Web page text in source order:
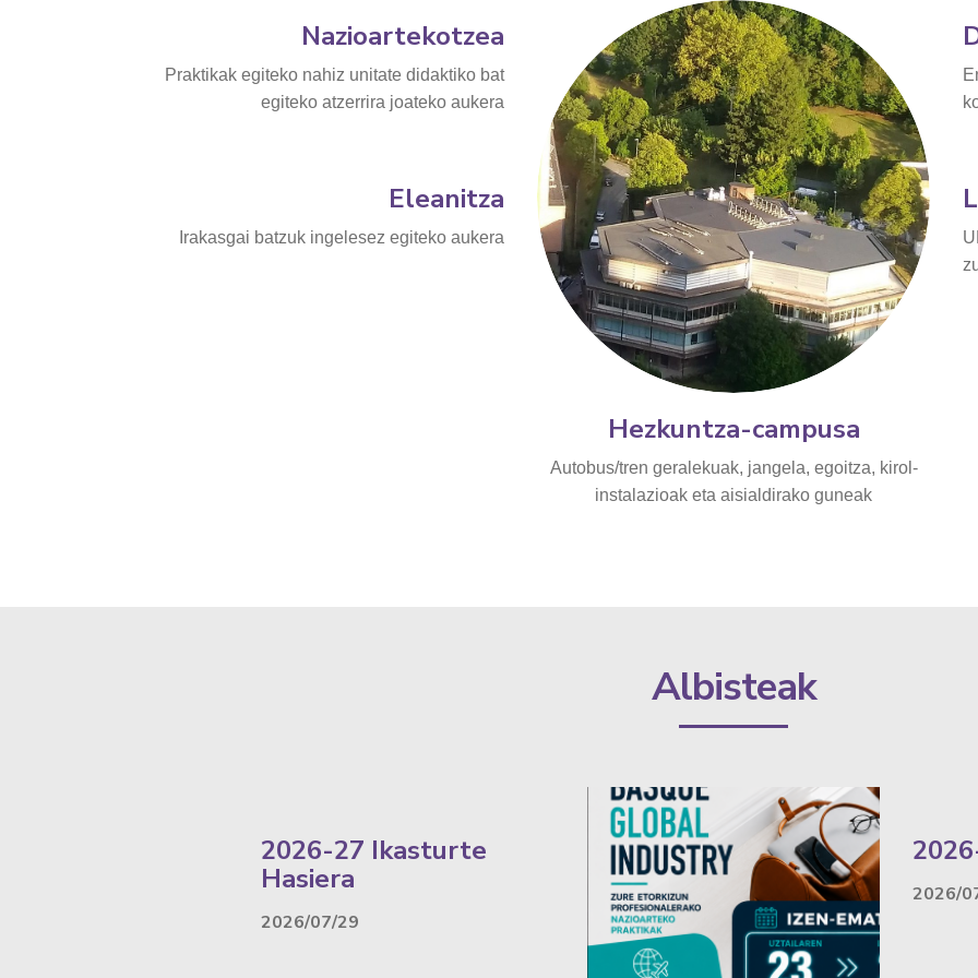
Nazioartekotzea
Praktikak egiteko nahiz unitate didaktiko bat
egiteko atzerrira joateko aukera
Eleanitza
Irakasgai batzuk ingelesez egiteko aukera
Hezkuntza-campusa
Autobus/tren geralekuak, jangela, egoitza, kirol-
instalazioak eta aisialdirako guneak
Albisteak
2026-27 Ikasturte
Hasiera
2026/07/29
2026/